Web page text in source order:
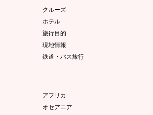
クルーズ
ホテル
旅行目的
現地情報
鉄道・バス旅行
アフリカ
オセアニア